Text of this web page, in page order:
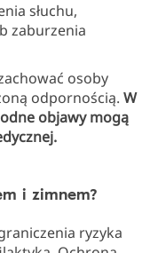
słuchu,
zaburzenia
osoby
odpornością. W
objawy mogą
i zimnem?
ryzyka